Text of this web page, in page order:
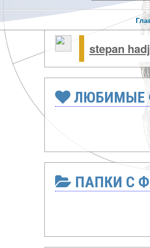
stepan
ЛЮБИМЫЕ
ПАПКИ С